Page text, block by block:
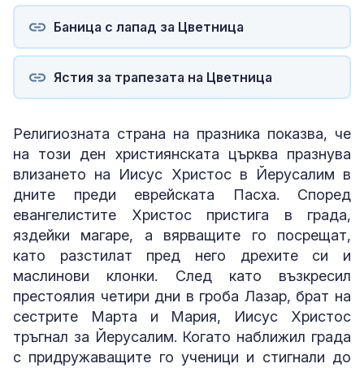
Баница с лапад за Цветница
Ястия за трапезата на Цветница
Религиозната страна на празника показва, че
на този ден християнската църква празнува
влизането на Иисус Христос в Йерусалим в
дните преди еврейската Пасха. Според
евангелистите Христос пристига в града,
яздейки магаре, а вярващите го посрещат,
като разстилат пред него дрехите си и
маслинови клонки. След като възкресил
престоялия четири дни в гроба Лазар, брат на
сестрите Марта и Мария, Иисус Христос
тръгнал за Йерусалим. Когато наближил града
с придружаващите го ученици и стигнали до